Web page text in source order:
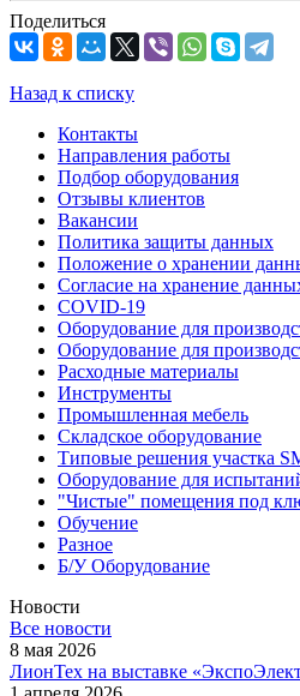
Поделиться
Назад к списку
Контакты
Направления работы
Подбор оборудования
Отзывы клиентов
Вакансии
Политика защиты данных
Положение о хранении
Согласие на хранение
COVID-19
Оборудование для
Оборудование для
Расходные материалы
Инструменты
Промышленная мебель
Складское оборудование
Типовые решения участка
Оборудование для
"Чистые" помещения под
Обучение
Разное
Б/У Оборудование
Новости
Все новости
8 мая 2026
ЛионТех на выставке